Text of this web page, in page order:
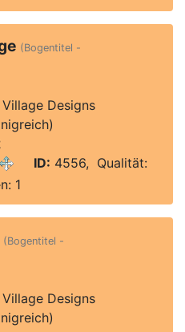
(Bogentitel -
Designs
ID: 4556, Qualität:
1
(Bogentitel -
Designs